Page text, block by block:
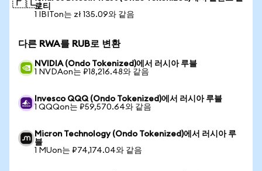
로티
1 IBITon는 zł 135.09와 같음
다른 RWA를 RUB로 변환
NVIDIA (Ondo Tokenized)에서 러시아 루블
1 NVDAon는 ₽18,216.48와 같음
Invesco QQQ (Ondo Tokenized)에서 러시아 루블
1 QQQon는 ₽59,570.64와 같음
Micron Technology (Ondo Tokenized)에서 러시아 루
블
1 MUon는 ₽74,174.04와 같음